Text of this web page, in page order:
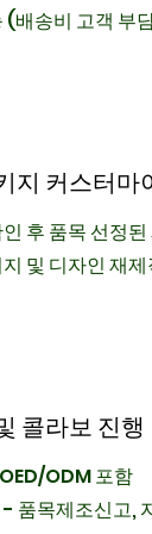
(배송비 고객 부
지 커스터마
후 품목 선정
및 디자인 재
콜라보 진행
ODM 포함
품목제조신고,